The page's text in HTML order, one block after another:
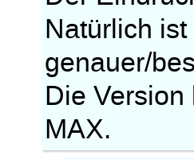
Natürlich
genauer/
Die
MAX.